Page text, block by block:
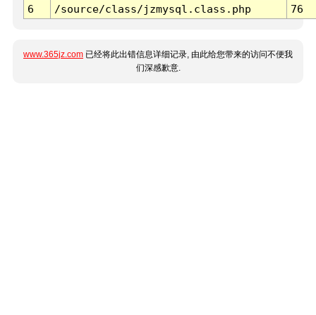
6 /source/class/jzmysql.class.php 76
www.365jz.com 已经将此出错信息详细记录, 由此给您带来的访问不便我
们深感歉意.